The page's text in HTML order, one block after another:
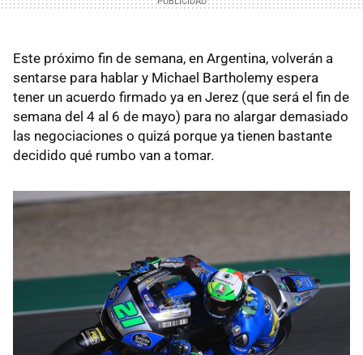
Este próximo fin de semana, en Argentina, volverán a
sentarse para hablar y Michael Bartholemy espera
tener un acuerdo firmado ya en Jerez (que será el fin de
semana del 4 al 6 de mayo) para no alargar demasiado
las negociaciones o quizá porque ya tienen bastante
decidido qué rumbo van a tomar.